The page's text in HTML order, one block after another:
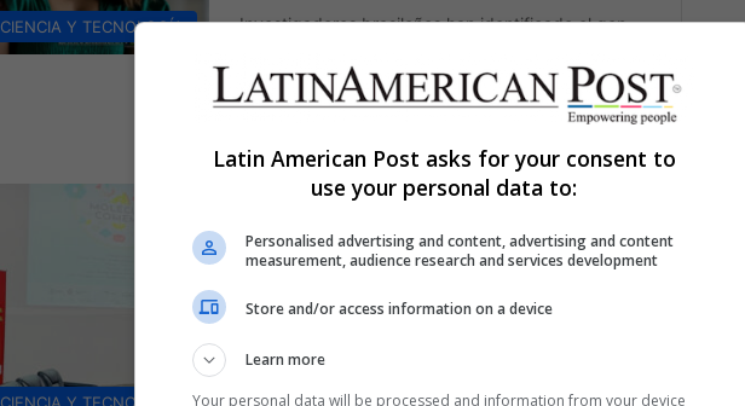
CIENCIA Y TECNOLOGÍA
Investigadores brasileños han identificado el gen
Su innovador estudio, que analizó a…
CIENCIA Y TECNOLOGÍA
The Latin American Post Staff
September 25, 2024
Avances tecnológicos y
explorados en exposición de
Ecuador
La exposición interactiva 'Las moléculas que
Latin American Post asks for your consent to
use your personal data to:
Personalised advertising and content, advertising and content
measurement, audience research and services development
Store and/or access information on a device
Learn more
Your personal data will be processed and information from your device